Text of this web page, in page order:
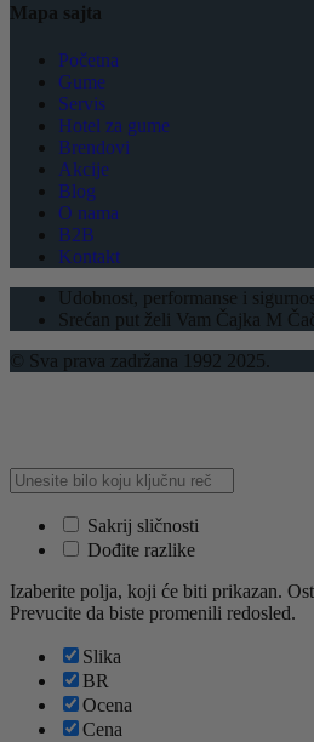
Mapa sajta
Početna
Gume
Servis
Hotel za gume
Brendovi
Akcije
Blog
O nama
B2B
Kontakt
Udobnost, performanse i
Srećan put želi Vam Čajka M
© Sva prava zadržana 1992 2025.
Sakrij sličnosti
Dođite razlike
Izaberite polja, koji će biti prikazan.
Prevucite da biste promenili redosled.
Slika
BR
Ocena
Cena